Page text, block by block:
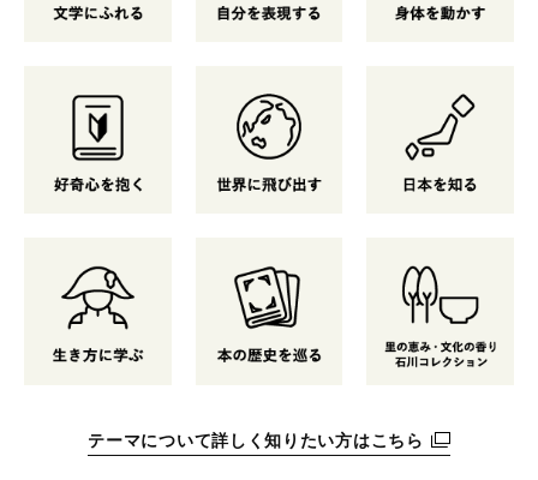
テーマについて詳しく知りたい方はこちら